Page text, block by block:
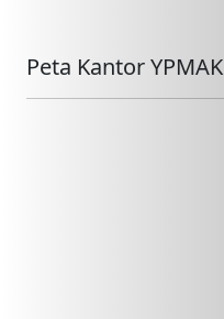
Peta Kantor YPMAK